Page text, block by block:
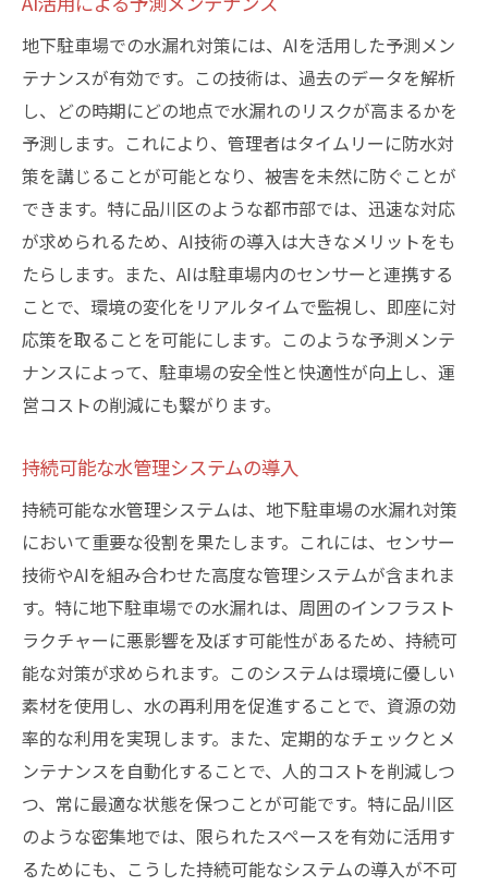
地下駐車場での水漏れ対策には、AIを活用した予測メン
テナンスが有効です。この技術は、過去のデータを解析
し、どの時期にどの地点で水漏れのリスクが高まるかを
予測します。これにより、管理者はタイムリーに防水対
策を講じることが可能となり、被害を未然に防ぐことが
できます。特に品川区のような都市部では、迅速な対応
が求められるため、AI技術の導入は大きなメリットをも
たらします。また、AIは駐車場内のセンサーと連携する
ことで、環境の変化をリアルタイムで監視し、即座に対
応策を取ることを可能にします。このような予測メンテ
ナンスによって、駐車場の安全性と快適性が向上し、運
営コストの削減にも繋がります。
持続可能な水管理システムの導入
持続可能な水管理システムは、地下駐車場の水漏れ対策
において重要な役割を果たします。これには、センサー
技術やAIを組み合わせた高度な管理システムが含まれま
す。特に地下駐車場での水漏れは、周囲のインフラスト
ラクチャーに悪影響を及ぼす可能性があるため、持続可
能な対策が求められます。このシステムは環境に優しい
素材を使用し、水の再利用を促進することで、資源の効
率的な利用を実現します。また、定期的なチェックとメ
ンテナンスを自動化することで、人的コストを削減しつ
つ、常に最適な状態を保つことが可能です。特に品川区
のような密集地では、限られたスペースを有効に活用す
るためにも、こうした持続可能なシステムの導入が不可